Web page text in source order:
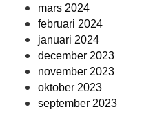
mars 2024
februari 2024
januari 2024
december 2023
november 2023
oktober 2023
september 2023